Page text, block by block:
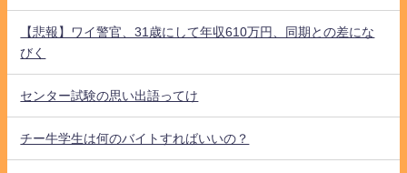
【悲報】ワイ警官、31歳にして年収610万円、同期との差にな
びく
センター試験の思い出語ってけ
チー牛学生は何のバイトすればいいの？